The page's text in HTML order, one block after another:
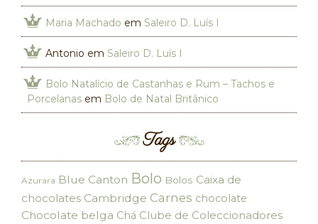
Maria Machado em Saleiro D. Luís I
Antonio em Saleiro D. Luís I
Bolo Natalício de Castanhas e Rum – Tachos e
Porcelanas em Bolo de Natal Britânico
Tags
Azurara Blue Canton Bolo Bolos Caixa de
chocolates Cambridge Carnes chocolate
Chocolate belga Chá Clube de Coleccionadores